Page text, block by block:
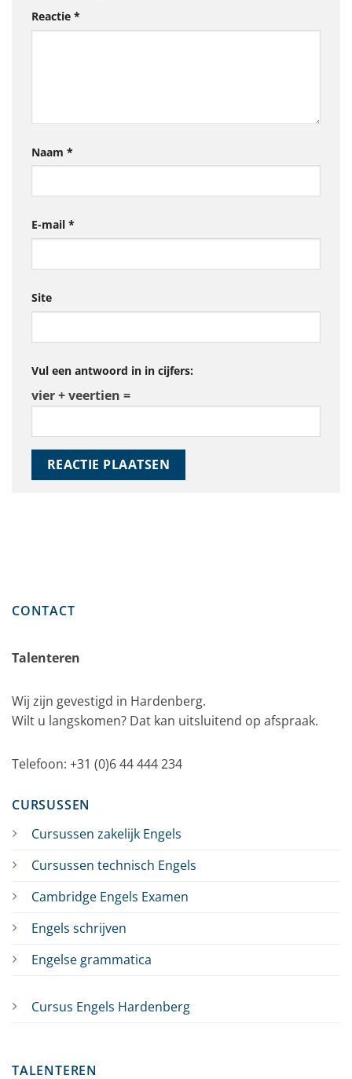
Reactie *
Naam *
E-mail *
Site
Vul een antwoord in in cijfers:
vier + veertien =
CONTACT
Talenteren
Wij zijn gevestigd in Hardenberg.
Wilt u langskomen? Dat kan uitsluitend op afspraak.
Telefoon: +31 (0)6 44 444 234
CURSUSSEN
Cursussen zakelijk Engels
Cursussen technisch Engels
Cambridge Engels Examen
Engels schrijven
Engelse grammatica
Cursus Engels Hardenberg
TALENTEREN